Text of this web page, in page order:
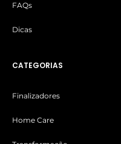
FAQs
Dicas
CATEGORIAS
Finalizadores
Home Care